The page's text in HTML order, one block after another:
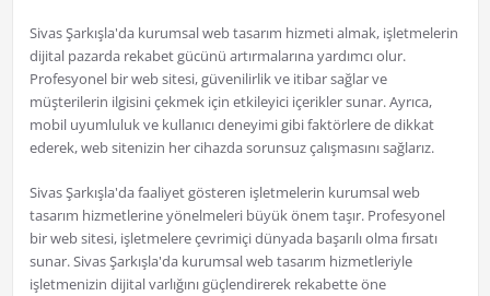
Sivas Şarkışla'da kurumsal web tasarım hizmeti almak, işletmelerin
dijital pazarda rekabet gücünü artırmalarına yardımcı olur.
Profesyonel bir web sitesi, güvenilirlik ve itibar sağlar ve
müşterilerin ilgisini çekmek için etkileyici içerikler sunar. Ayrıca,
mobil uyumluluk ve kullanıcı deneyimi gibi faktörlere de dikkat
ederek, web sitenizin her cihazda sorunsuz çalışmasını sağlarız.
Sivas Şarkışla'da faaliyet gösteren işletmelerin kurumsal web
tasarım hizmetlerine yönelmeleri büyük önem taşır. Profesyonel
bir web sitesi, işletmelere çevrimiçi dünyada başarılı olma fırsatı
sunar. Sivas Şarkışla'da kurumsal web tasarım hizmetleriyle
işletmenizin dijital varlığını güçlendirerek rekabette öne